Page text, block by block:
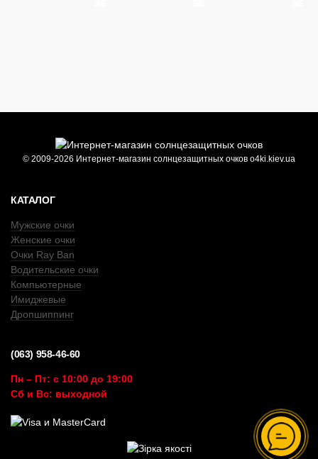
© 2009-2026 Интернет-магазин солнцезащитных очков o4ki.kiev.ua
КАТАЛОГ
Мужские очки
Женские очки
Очки Ray Ban
Водительские очки
Компьютерные
Имиджевые
Дропшиппинг
(063) 958-46-60
Пн – Пт: с 10:00 до 19:00
Сб и Вс: выходной